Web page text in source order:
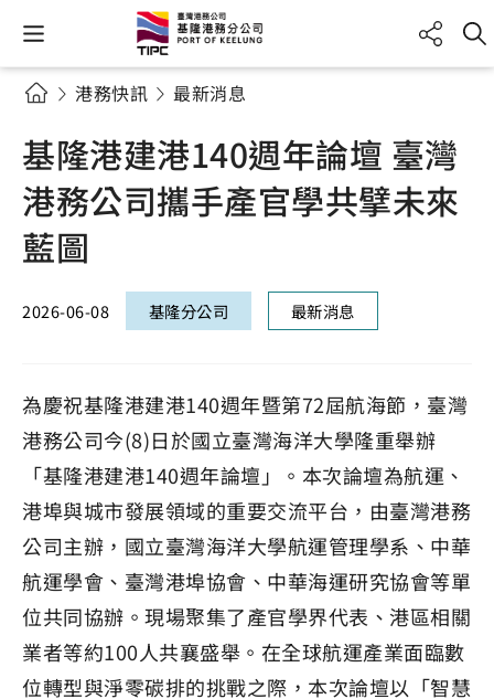
港務快訊 最新消息
基隆港建港140週年論壇 臺灣
港務公司攜手產官學共擘未來
藍圖
2026-06-08 基隆分公司 最新消息
為慶祝基隆港建港140週年暨第72屆航海節，臺灣
港務公司今(8)日於國立臺灣海洋大學隆重舉辦
「基隆港建港140週年論壇」。本次論壇為航運、
港埠與城市發展領域的重要交流平台，由臺灣港務
公司主辦，國立臺灣海洋大學航運管理學系、中華
航運學會、臺灣港埠協會、中華海運研究協會等單
位共同協辦。現場聚集了產官學界代表、港區相關
業者等約100人共襄盛舉。在全球航運產業面臨數
位轉型與淨零碳排的挑戰之際，本次論壇以「智慧